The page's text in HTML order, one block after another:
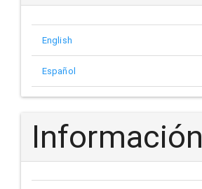
English
Español
Información